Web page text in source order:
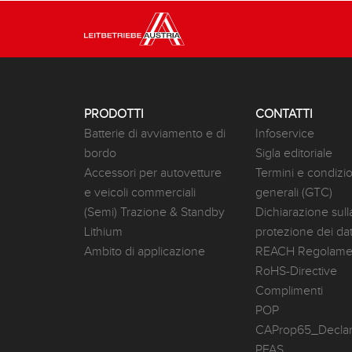
PRODOTTI
Batterie di avviamento e di
bordo
Accessori per autovetture
e veicoli commerciali
(Semi) Trazione & Standby
Lithium
Ambito di applicazione
CONTATTI
Infoservice
Sigla editoriale
Termini e
generali (GTC)
Dichiarazione
protezione dei
REACH
RoHS-Directive
Complimenti
POP